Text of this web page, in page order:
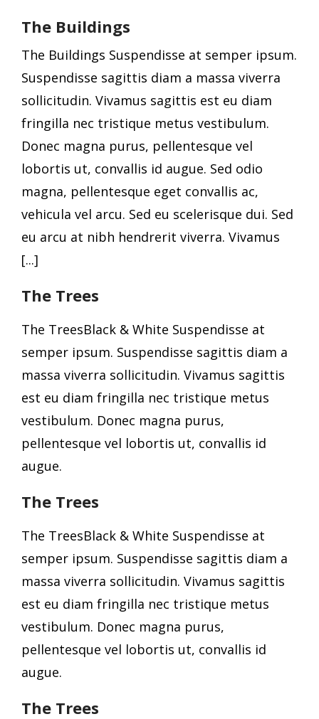
The Buildings
The Buildings Suspendisse at semper ipsum.
Suspendisse sagittis diam a massa viverra
sollicitudin. Vivamus sagittis est eu diam
fringilla nec tristique metus vestibulum.
Donec magna purus, pellentesque vel
lobortis ut, convallis id augue. Sed odio
magna, pellentesque eget convallis ac,
vehicula vel arcu. Sed eu scelerisque dui. Sed
eu arcu at nibh hendrerit viverra. Vivamus
[...]
The Trees
The TreesBlack & White Suspendisse at
semper ipsum. Suspendisse sagittis diam a
massa viverra sollicitudin. Vivamus sagittis
est eu diam fringilla nec tristique metus
vestibulum. Donec magna purus,
pellentesque vel lobortis ut, convallis id
augue.
The Trees
The TreesBlack & White Suspendisse at
semper ipsum. Suspendisse sagittis diam a
massa viverra sollicitudin. Vivamus sagittis
est eu diam fringilla nec tristique metus
vestibulum. Donec magna purus,
pellentesque vel lobortis ut, convallis id
augue.
The Trees